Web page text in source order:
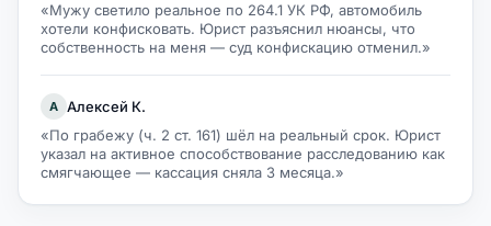
«Мужу светило реальное по 264.1 УК РФ, автомобиль
хотели конфисковать. Юрист разъяснил нюансы, что
собственность на меня — суд конфискацию отменил.»
А Алексей К.
«По грабежу (ч. 2 ст. 161) шёл на реальный срок. Юрист
указал на активное способствование расследованию как
смягчающее — кассация сняла 3 месяца.»